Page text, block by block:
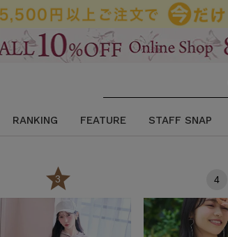
RANKING FEATURE STAFF SNAP
3 4